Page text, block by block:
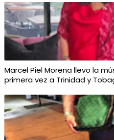
Marcel Piel Morena llevo la
primera vez a Trinidad y